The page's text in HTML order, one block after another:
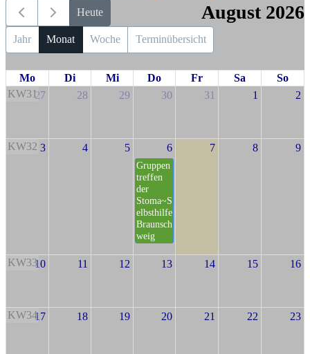
Heute August 2026
Jahr Monat Woche Terminübersicht
Mo Di Mi Do Fr Sa
So
KW3127 28 29 30 31 1 2
KW32 3 4 5 6
Gruppen
treffen
der
Stoma~S
elbsthilfe
Braunsch
weig
7 8 9
KW3310 11 12 13 14 15 16
KW3417 18 19 20 21 22 23